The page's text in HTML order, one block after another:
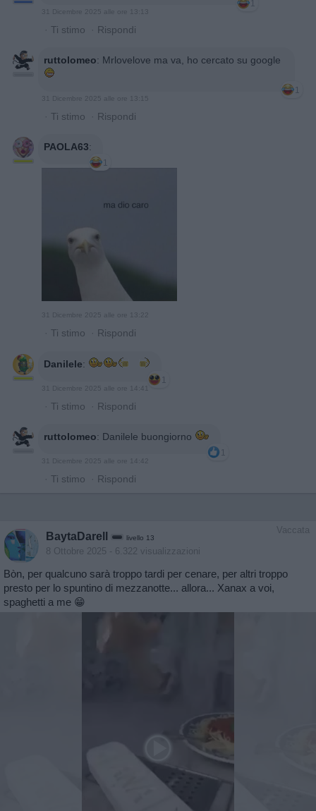
1
31 Dicembre 2025 alle ore 13:13
· Ti stimo · Rispondi
ruttolomeo: Mrlovelove ma va, ho cercato su google
1
31 Dicembre 2025 alle ore 13:15
· Ti stimo · Rispondi
PAOLA63:
1
31 Dicembre 2025 alle ore 13:22
· Ti stimo · Rispondi
Danilele:
1
31 Dicembre 2025 alle ore 14:41
· Ti stimo · Rispondi
ruttolomeo: Danilele buongiorno
1
31 Dicembre 2025 alle ore 14:42
· Ti stimo · Rispondi
Vaccata
BaytaDarell livello 13
8 Ottobre 2025 - 6.322 visualizzazioni
Bòn, per qualcuno sarà troppo tardi per cenare, per altri troppo
presto per lo spuntino di mezzanotte... allora... Xanax a voi,
spaghetti a me 😁